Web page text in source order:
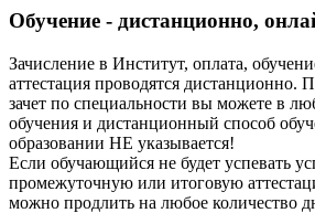
Обучение - дистанционно,
Зачисление в Институт, оплата,
аттестация проводятся дистанционно.
зачет по специальности вы можете в
обучения и дистанционный способ
образовании НЕ указывается!
Если обучающийся не будет успевать
промежуточную или итоговую
можно продлить на любое количество